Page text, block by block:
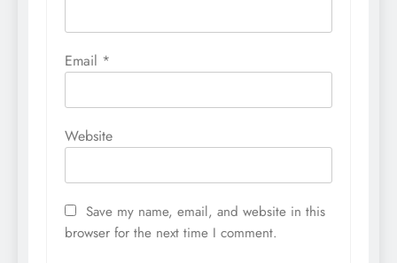
Email *
Website
Save my name, email, and website in this
browser for the next time I comment.